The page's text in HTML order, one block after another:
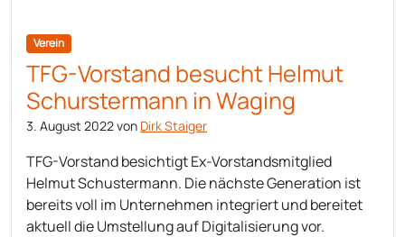
Verein
TFG-Vorstand besucht Helmut
Schurstermann in Waging
3. August 2022von Dirk Staiger
TFG-Vorstand besichtigt Ex-Vorstandsmitglied
Helmut Schustermann. Die nächste Generation ist
bereits voll im Unternehmen integriert und bereitet
aktuell die Umstellung auf Digitalisierung vor.